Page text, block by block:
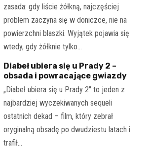
zasada: gdy liście żółkną, najczęściej
problem zaczyna się w doniczce, nie na
powierzchni blaszki. Wyjątek pojawia się
wtedy, gdy żółknie tylko…
Diabeł ubiera się u Prady 2 –
obsada i powracające gwiazdy
„Diabeł ubiera się u Prady 2" to jeden z
najbardziej wyczekiwanych sequeli
ostatnich dekad – film, który zebrał
oryginalną obsadę po dwudziestu latach i
trafił…